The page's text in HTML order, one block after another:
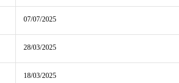
07/07/2025
28/03/2025
18/03/2025